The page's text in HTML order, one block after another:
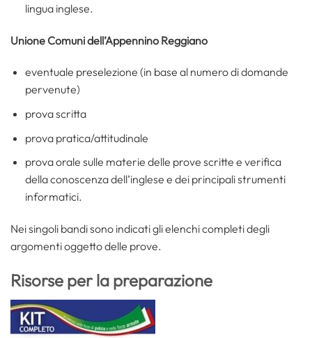
lingua inglese.
Unione Comuni dell’Appennino Reggiano
eventuale preselezione (in base al numero di domande
pervenute)
prova scritta
prova pratica/attitudinale
prova orale sulle materie delle prove scritte e verifica
della conoscenza dell’inglese e dei principali strumenti
informatici.
Nei singoli bandi sono indicati gli elenchi completi degli
argomenti oggetto delle prove.
Risorse per la preparazione